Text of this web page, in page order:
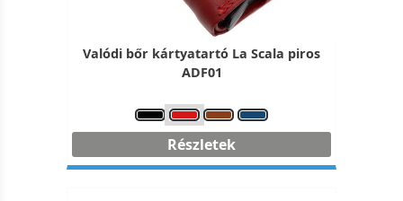
Valódi bőr kártyatartó La Scala piros
ADF01
Részletek